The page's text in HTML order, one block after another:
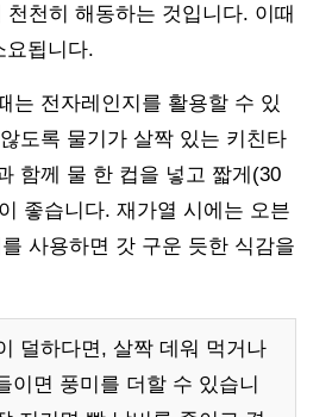
천천히 해동하는 것입니다. 이때
요됩니다.
는 전자레인지를 활용할 수 있
도록 물기가 살짝 있는 키친타
함께 물 한 컵을 넣고 짧게(30
좋습니다. 재가열 시에는 오븐
사용하면 갓 구운 듯한 식감을
덜하다면, 살짝 데워 먹거나
이면 풍미를 더할 수 있습니